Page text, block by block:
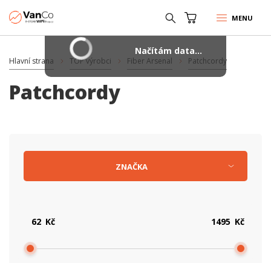
MENU
Hlavní strana TOP výrobci Fiber Arsenal Patchcordy
Patchcordy
Kč Kč
ZNAČKA
Načítám data...